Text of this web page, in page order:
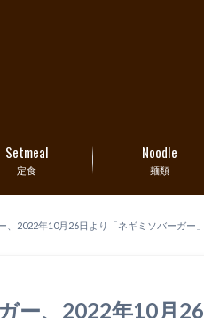
定食
Setmeal
麺類
Noodle
、2022年10月26日より「ネギミソバーガ
ー、2022年10月